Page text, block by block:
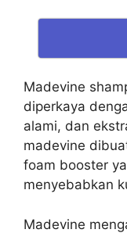
Madevine
diperkaya
alami, dan
madevine
foam booster
menyebabkan
Madevine